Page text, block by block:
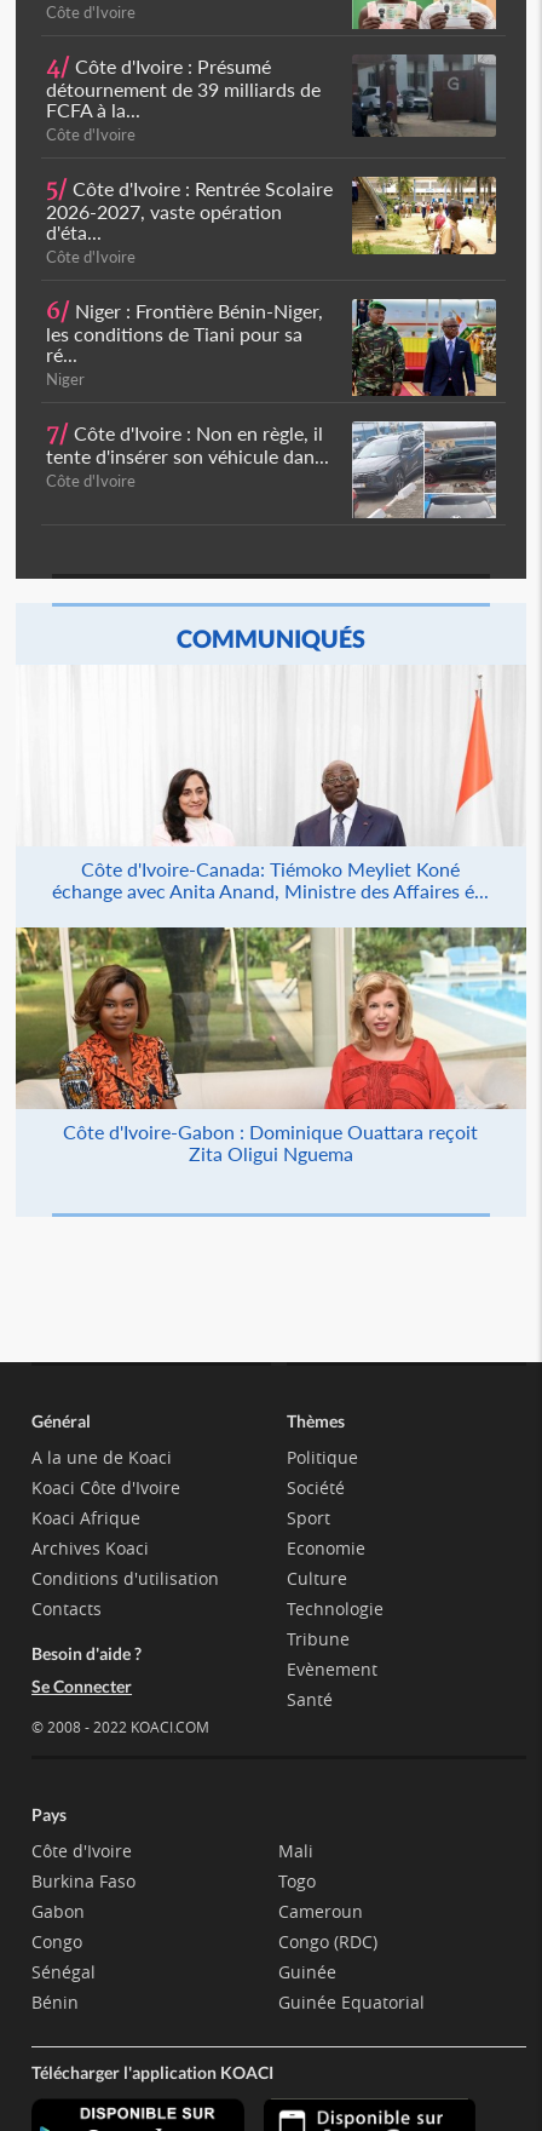
Côte d'Ivoire
4/ Côte d'Ivoire : Présumé
détournement de 39 milliards de
FCFA à la...
Côte d'Ivoire
5/ Côte d'Ivoire : Rentrée Scolaire
2026-2027, vaste opération
d'éta...
Côte d'Ivoire
6/ Niger : Frontière Bénin-Niger,
les conditions de Tiani pour sa
ré...
Niger
7/ Côte d'Ivoire : Non en règle, il
tente d'insérer son véhicule dan...
Côte d'Ivoire
COMMUNIQUÉS
Côte d'Ivoire-Canada: Tiémoko Meyliet Koné
échange avec Anita Anand, Ministre des Affaires é...
Côte d'Ivoire-Gabon : Dominique Ouattara reçoit
Zita Oligui Nguema
Général
A la une de Koaci
Koaci Côte d'Ivoire
Koaci Afrique
Archives Koaci
Conditions d'utilisation
Contacts
Besoin d'aide ?
Se Connecter
© 2008 - 2022 KOACI.COM
Thèmes
Politique
Société
Sport
Economie
Culture
Technologie
Tribune
Evènement
Santé
Pays
Côte d'Ivoire
Burkina Faso
Gabon
Congo
Sénégal
Bénin
Mali
Togo
Cameroun
Congo (RDC)
Guinée
Guinée Equatorial
Télécharger l'application KOACI